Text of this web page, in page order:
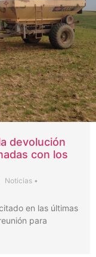
devolución
con los
Noticias •
en las últimas
para